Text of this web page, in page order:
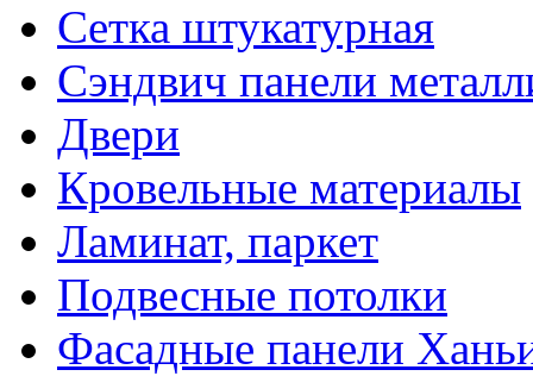
Сетка штукатурная
Сэндвич панели
Двери
Кровельные материалы
Ламинат, паркет
Подвесные потолки
Фасадные панели